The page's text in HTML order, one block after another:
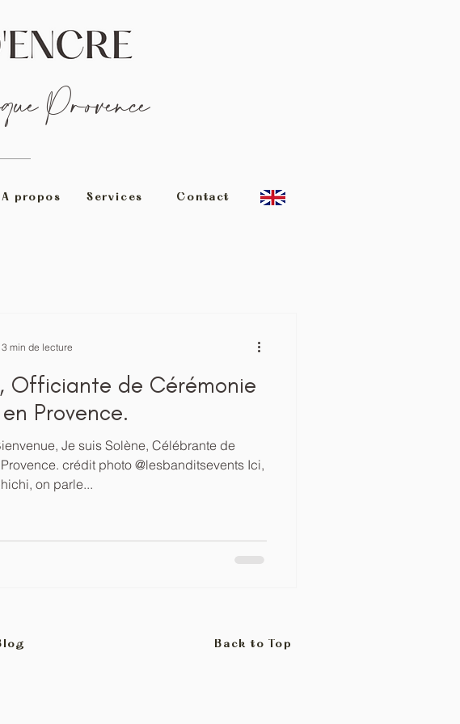
Provence
A propos Services Contact
Officiante de Cérémonie
Provence.
Je suis Solène, Célébrante de
crédit photo @lesbanditsevents Ici,
on parle...
3 min de lecture
Back to Top